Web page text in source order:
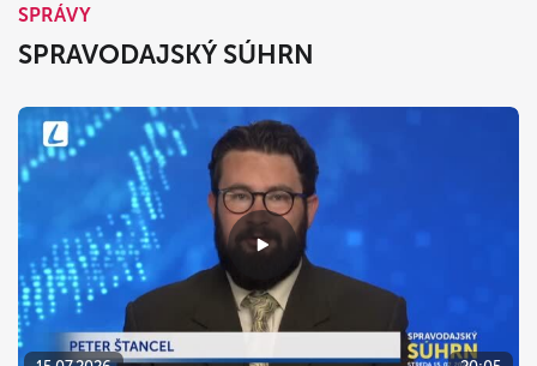
SPRÁVY
SPRAVODAJSKÝ SÚHRN